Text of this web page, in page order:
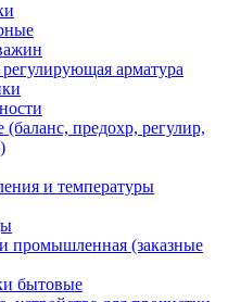
арматура
предохр, регулир,
и температуры
промышленная (заказные
бытовые